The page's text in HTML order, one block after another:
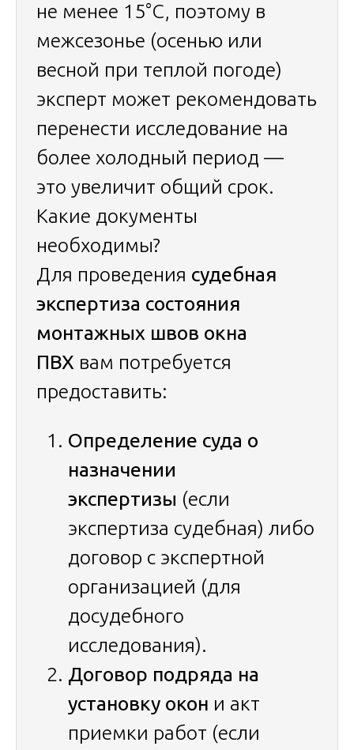
не менее 15°C, поэтому в
межсезонье (осенью или
весной при теплой погоде)
эксперт может рекомендовать
перенести исследование на
более холодный период —
это увеличит общий срок.
Какие документы
необходимы?
Для проведения судебная
экспертиза состояния
монтажных швов окна
ПВХ вам потребуется
предоставить:
Определение суда о
назначении
экспертизы (если
экспертиза судебная) либо
договор с экспертной
организацией (для
досудебного
исследования).
Договор подряда на
установку окон и акт
приемки работ (если